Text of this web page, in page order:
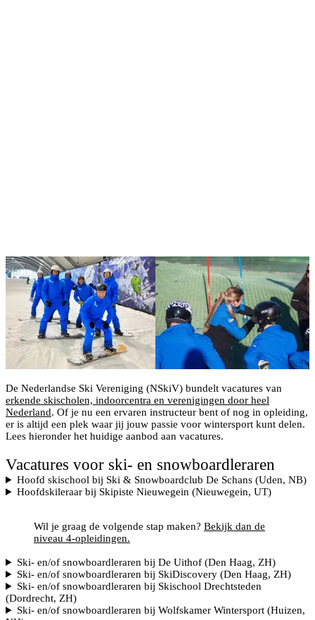
De Nederlandse Ski Vereniging (NSkiV) bundelt vacatures van
erkende skischolen, indoorcentra en verenigingen door heel
Nederland. Of je nu een ervaren instructeur bent of nog in opleiding,
er is altijd een plek waar jij jouw passie voor wintersport kunt delen.
Lees hieronder het huidige aanbod aan vacatures.
Vacatures voor ski- en snowboardleraren
Hoofd skischool bij Ski & Snowboardclub De Schans (Uden, NB)
Hoofdskileraar bij Skipiste Nieuwegein (Nieuwegein, UT)
Wil je graag de volgende stap maken? Bekijk dan de
niveau 4-opleidingen.
Ski- en/of snowboardleraren bij De Uithof (Den Haag, ZH)
Ski- en/of snowboardleraren bij SkiDiscovery (Den Haag, ZH)
Ski- en/of snowboardleraren bij Skischool Drechtsteden
(Dordrecht, ZH)
Ski- en/of snowboardleraren bij Wolfskamer Wintersport (Huizen,